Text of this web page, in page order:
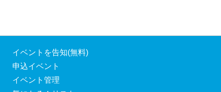
イベントを告知(無料)
申込イベント
イベント管理